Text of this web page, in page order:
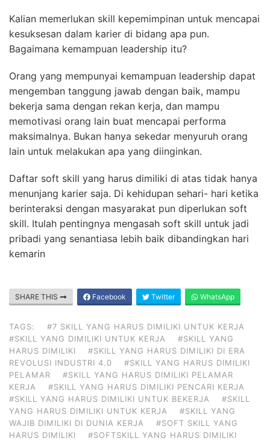
Kalian memerlukan skill kepemimpinan untuk mencapai
kesuksesan dalam karier di bidang apa pun.
Bagaimana kemampuan leadership itu?
Orang yang mempunyai kemampuan leadership dapat
mengemban tanggung jawab dengan baik, mampu
bekerja sama dengan rekan kerja, dan mampu
memotivasi orang lain buat mencapai performa
maksimalnya. Bukan hanya sekedar menyuruh orang
lain untuk melakukan apa yang diinginkan.
Daftar soft skill yang harus dimiliki di atas tidak hanya
menunjang karier saja. Di kehidupan sehari- hari ketika
berinteraksi dengan masyarakat pun diperlukan soft
skill. Itulah pentingnya mengasah soft skill untuk jadi
pribadi yang senantiasa lebih baik dibandingkan hari
kemarin
SHARE THIS Facebook Twitter WhatsApp
TAGS:
#7 SKILL YANG HARUS DIMILIKI UNTUK KERJA
#SKILL YANG DIMILIKI UNTUK KERJA
#SKILL YANG
HARUS DIMILIKI
#SKILL YANG HARUS DIMILIKI DI ERA
REVOLUSI INDUSTRI 4.0
#SKILL YANG HARUS DIMILIKI
PELAMAR
#SKILL YANG HARUS DIMILIKI PELAMAR
KERJA
#SKILL YANG HARUS DIMILIKI PENCARI KERJA
#SKILL YANG HARUS DIMILIKI UNTUK BEKERJA
#SKILL
YANG HARUS DIMILIKI UNTUK KERJA
#SKILL YANG
WAJIB DIMILIKI DI DUNIA KERJA
#SOFT SKILL YANG
HARUS DIMILIKI
#SOFTSKILL YANG HARUS DIMILIKI